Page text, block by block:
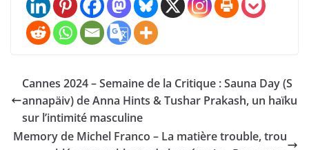
Cannes 2024 – Semaine de la Critique : Sauna Day (S
annapäiv) de Anna Hints & Tushar Prakash, un haïku
sur l’intimité masculine
Memory de Michel Franco – La matière trouble, trou